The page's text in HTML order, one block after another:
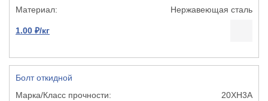
Нержавеющая сталь
1.00 ₽/кг
Болт откидной
20ХН3А